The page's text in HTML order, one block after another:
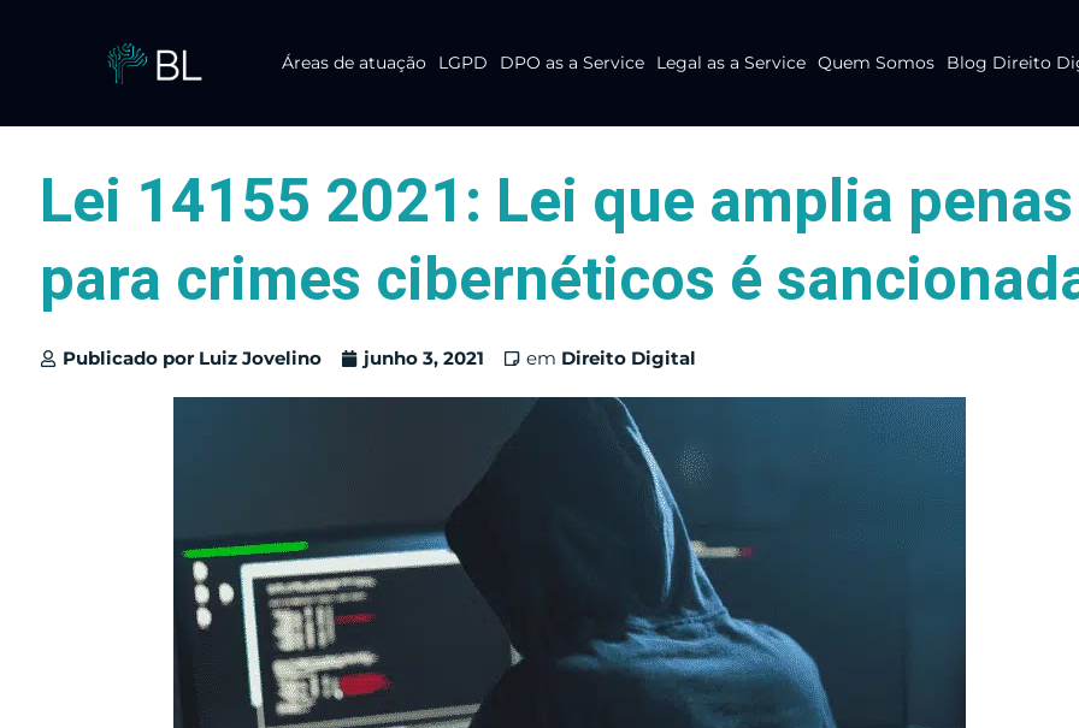
o
Áreas de atuação LGPD DPO as a Service Legal as a Service Quem Somos Blog Direito
Lei 14155 2021: Lei que amplia penas
para crimes cibernéticos é
Publicado por Luiz Jovelino junho 3, 2021 em Direito Digital